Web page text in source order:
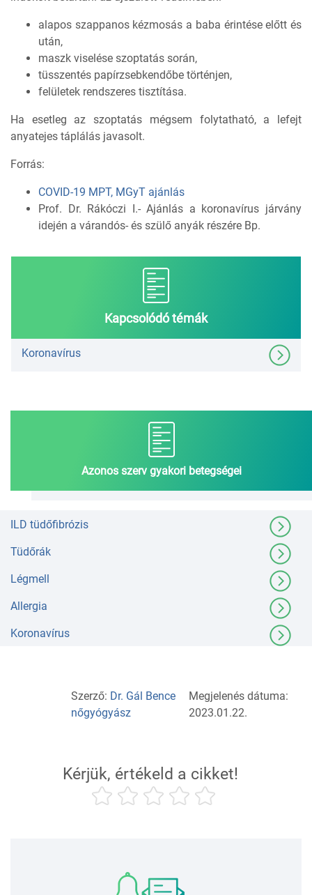
alapos szappanos kézmosás a baba érintése előtt és
után,
maszk viselése szoptatás során,
tüsszentés papírzsebkendőbe történjen,
felületek rendszeres tisztítása.
Ha esetleg az szoptatás mégsem folytatható, a lefejt
anyatejes táplálás javasolt.
Forrás:
COVID-19 MPT, MGyT ajánlás
Prof. Dr. Rákóczi I.- Ajánlás a koronavírus járvány
idején a várandós- és szülő anyák részére Bp.
Kapcsolódó témák
Koronavírus
Azonos szerv gyakori betegségei
ILD tüdőfibrózis
Tüdőrák
Légmell
Allergia
Koronavírus
Szerző: Dr. Gál Bence
nőgyógyász
Megjelenés dátuma:
2023.01.22.
Kérjük, értékeld a cikket!